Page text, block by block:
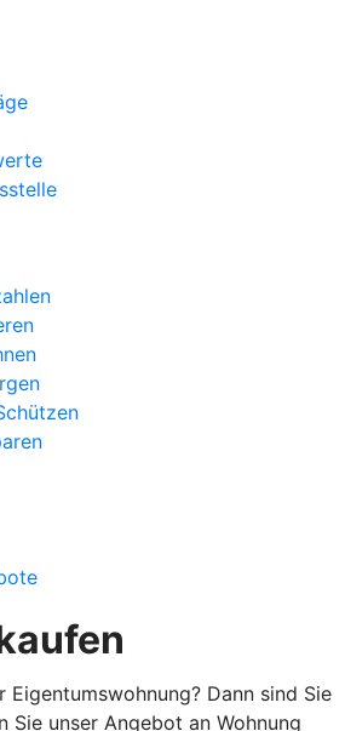
Eigentumswohnung? Dann sind Sie
Sie unser Angebot an Wohnung